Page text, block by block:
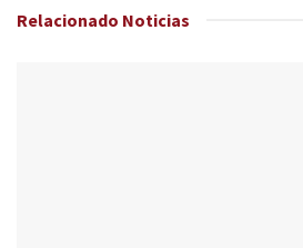
Relacionado Noticias